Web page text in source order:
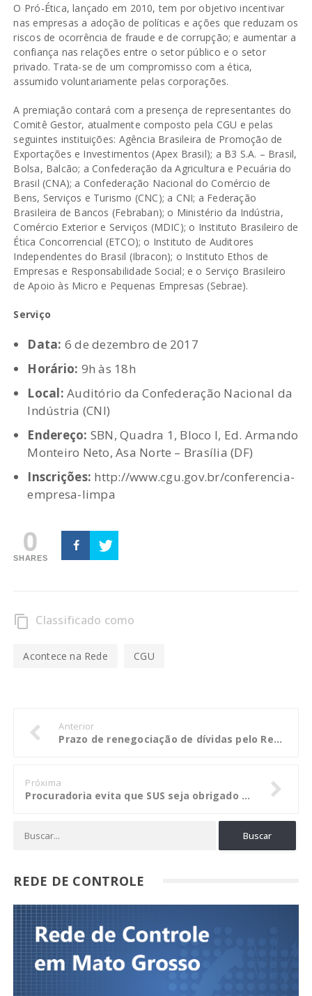
O Pró-Ética, lançado em 2010, tem por objetivo incentivar
nas empresas a adoção de políticas e ações que reduzam os
riscos de ocorrência de fraude e de corrupção; e aumentar a
confiança nas relações entre o setor público e o setor
privado. Trata-se de um compromisso com a ética,
assumido voluntariamente pelas corporações.
A premiação contará com a presença de representantes do
Comitê Gestor, atualmente composto pela CGU e pelas
seguintes instituições: Agência Brasileira de Promoção de
Exportações e Investimentos (Apex Brasil); a B3 S.A. – Brasil,
Bolsa, Balcão; a Confederação da Agricultura e Pecuária do
Brasil (CNA); a Confederação Nacional do Comércio de
Bens, Serviços e Turismo (CNC); a CNI; a Federação
Brasileira de Bancos (Febraban); o Ministério da Indústria,
Comércio Exterior e Serviços (MDIC); o Instituto Brasileiro de
Ética Concorrencial (ETCO); o Instituto de Auditores
Independentes do Brasil (Ibracon); o Instituto Ethos de
Empresas e Responsabilidade Social; e o Serviço Brasileiro
de Apoio às Micro e Pequenas Empresas (Sebrae).
Serviço
Data: 6 de dezembro de 2017
Horário: 9h às 18h
Local: Auditório da Confederação Nacional da
Indústria (CNI)
Endereço: SBN, Quadra 1, Bloco I, Ed. Armando
Monteiro Neto, Asa Norte – Brasília (DF)
Inscrições: http://www.cgu.gov.br/conferencia-
empresa-limpa
0
SHARES
content_copy Classificado como
Acontece na Rede CGU
Anterior
Prazo de renegociação de dívidas pelo Refis termina na sexta-feira
Próxima
Procuradoria evita que SUS seja obrigado a custear terapia experimental na Tailândia
REDE DE CONTROLE